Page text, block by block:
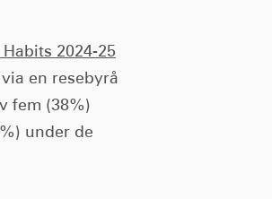
2024-25
en resebyrå
fem (38%)
under de